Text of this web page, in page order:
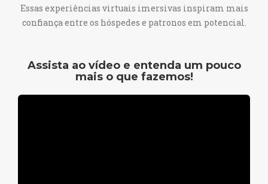
Essas experiências virtuais imersivas inspiram mais
confiança entre os hóspedes e patronos em potencial.
Assista ao vídeo e entenda um pouco
mais o que fazemos!